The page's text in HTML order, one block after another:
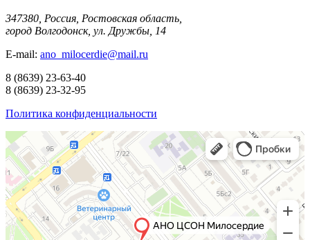
347380, Россия, Ростовская область,
город Волгодонск, ул. Дружбы, 14
E-mail: ano_milocerdie@mail.ru
8 (8639) 23-63-40
8 (8639) 23-32-95
Политика конфиденциальности